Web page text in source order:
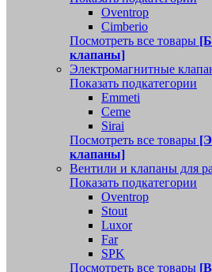
Oventrop
Cimberio
Посмотреть все товары
клапаны]
Электромагнитные
Показать подкатегории
Emmeti
Ceme
Sirai
Посмотреть все товары
клапаны]
Вентили и клапаны для
Показать подкатегории
Oventrop
Stout
Luxor
Far
SPK
Посмотреть все товары